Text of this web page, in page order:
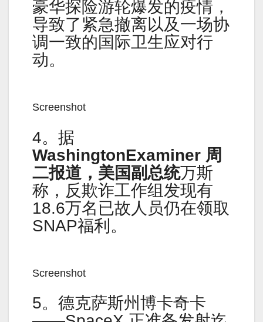
豪华探险游轮爆发的疫情，
导致了紧急撤离以及一场协
调一致的国际卫生应对行
动。
Screenshot
4。据
WashingtonExaminer 周
二报道，美国副总统万斯
称，反欺诈工作组发现有
18.6万名已故人员仍在领取
SNAP福利。
Screenshot
5。德克萨斯州博卡奇卡